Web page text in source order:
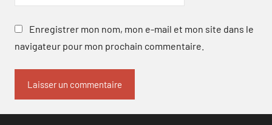
Enregistrer mon nom, mon e-mail et mon site dans le
navigateur pour mon prochain commentaire.